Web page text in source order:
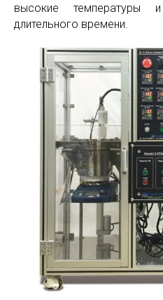
высокие температуры
длительного времени.